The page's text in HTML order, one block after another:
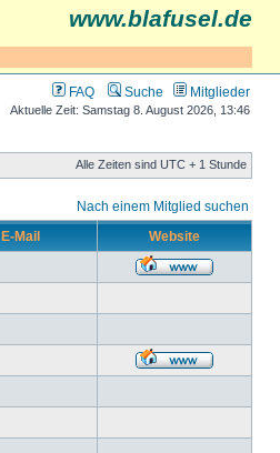
www.blafusel.de
FAQ Suche Mitglieder
Aktuelle Zeit: Samstag 8. August 2026, 13:46
Alle Zeiten sind UTC + 1 Stunde
Nach einem Mitglied suchen
E-Mail Website